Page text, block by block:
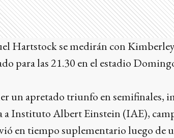
Hartstock se medirán con
para las 21.30 en el estadio
un apretado triunfo en semifinales,
a Instituto Albert Einstein (IAE),
en tiempo suplementario luego de